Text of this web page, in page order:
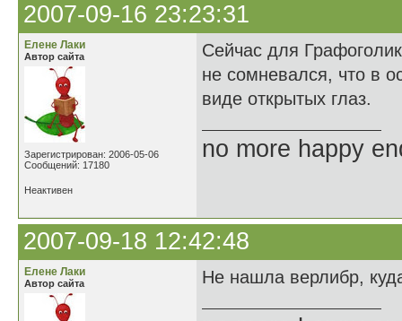
2007-09-16 23:23:31
Елене Лаки
Автор сайта
Зарегистрирован: 2006-05-06
Сообщений: 17180
Сейчас для
не сомневался, что в
виде открытых глаз.
no more happy
Неактивен
2007-09-18 12:42:48
Елене Лаки
Автор сайта Не нашла верлибр,